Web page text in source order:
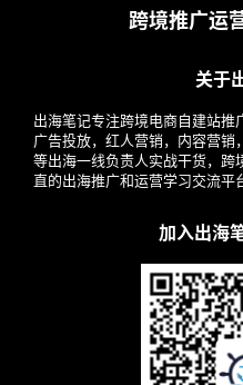
跨境推广运
关于
出海笔记专注跨境电商自建站
广告投放，红人营销，内容营销
等出海一线负责人实战干货，跨
直的出海推广和运营学习交流平
加入出海